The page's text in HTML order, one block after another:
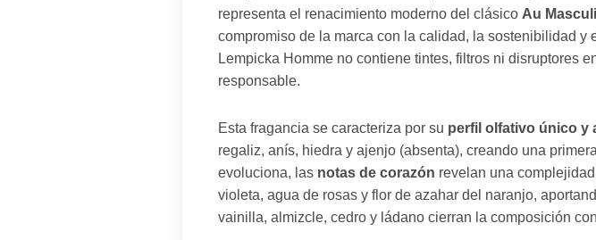
representa el renacimiento moderno del clásico Au
compromiso de la marca con la calidad, la sostenibilidad y
Lempicka Homme no contiene tintes, filtros ni disruptores
responsable.
Esta fragancia se caracteriza por su perfil olfativo único y
regaliz, anís, hiedra y ajenjo (absenta), creando una
evoluciona, las notas de corazón revelan una
violeta, agua de rosas y flor de azahar del naranjo,
vainilla, almizcle, cedro y ládano cierran la composición